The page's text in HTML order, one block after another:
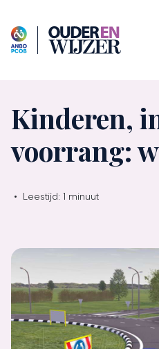
Kinderen,
voorrang:
• Leestijd: 1 minuut